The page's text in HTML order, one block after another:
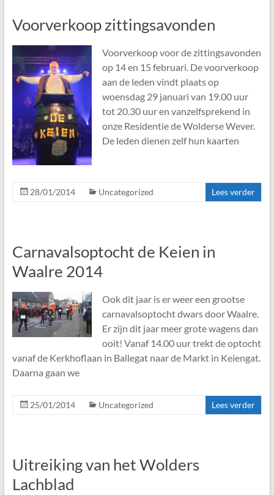
Voorverkoop zittingsavonden
Voorverkoop voor de zittingsavonden
op 14 en 15 februari. De voorverkoop
aan de leden vindt plaats op
woensdag 29 januari van 19.00 uur
tot 20.30 uur en vanzelfsprekend in
onze Residentie de Wolderse Wever.
De leden dienen zelf hun kaarten
28/01/2014 Uncategorized Lees verder
Carnavalsoptocht de Keien in
Waalre 2014
Ook dit jaar is er weer een grootse
carnavalsoptocht dwars door Waalre.
Er zijn dit jaar meer grote wagens dan
ooit! Vanaf 14.00 uur trekt de optocht
vanaf de Kerkhoflaan in Ballegat naar de Markt in Keiengat.
Daarna gaan we
25/01/2014 Uncategorized Lees verder
Uitreiking van het Wolders
Lachblad